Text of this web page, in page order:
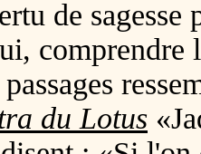
de
comprendre
du Lotus